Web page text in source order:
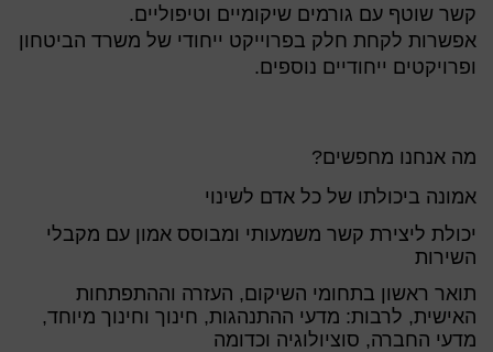
קשר שוטף עם גורמים שיקומיים וטיפוליים.
אפשרות לקחת חלק בפרוייקט ייחודי של משרד הביטחון
ופרויקטים ייחודיים נוספים.
מה אנחנו מחפשים?
אמונה ביכולתו של כל אדם לשינוי
יכולת ליצירת קשר משמעותי ומבוסס אמון עם מקבלי
השירות
תואר ראשון בתחומי השיקום, העזרה וההתפתחות
האישית, לרבות: מדעי ההתנהגות, חינוך וחינוך מיוחד,
מדעי החברה, סוציולוגיה וכדומה